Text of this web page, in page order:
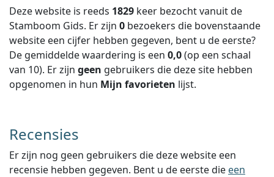
Deze website is reeds 1829 keer bezocht vanuit de
Stamboom Gids. Er zijn 0 bezoekers die bovenstaande
website een cijfer hebben gegeven, bent u de eerste?
De gemiddelde waardering is een 0,0(op een schaal
van 10). Er zijn geen gebruikers die deze site hebben
opgenomen in hun Mijn favorieten lijst.
Recensies
Er zijn nog geen gebruikers die deze website een
recensie hebben gegeven. Bent u de eerste die een